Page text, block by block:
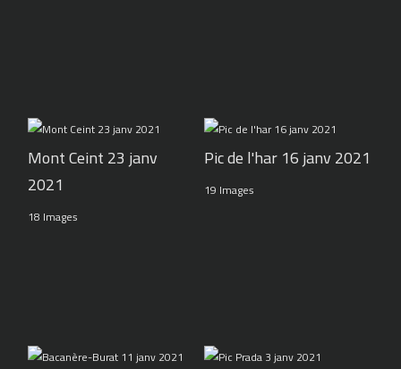
Mont Ceint 23 janv
2021
18 Images
Pic de l'har 16 janv 2021
19 Images